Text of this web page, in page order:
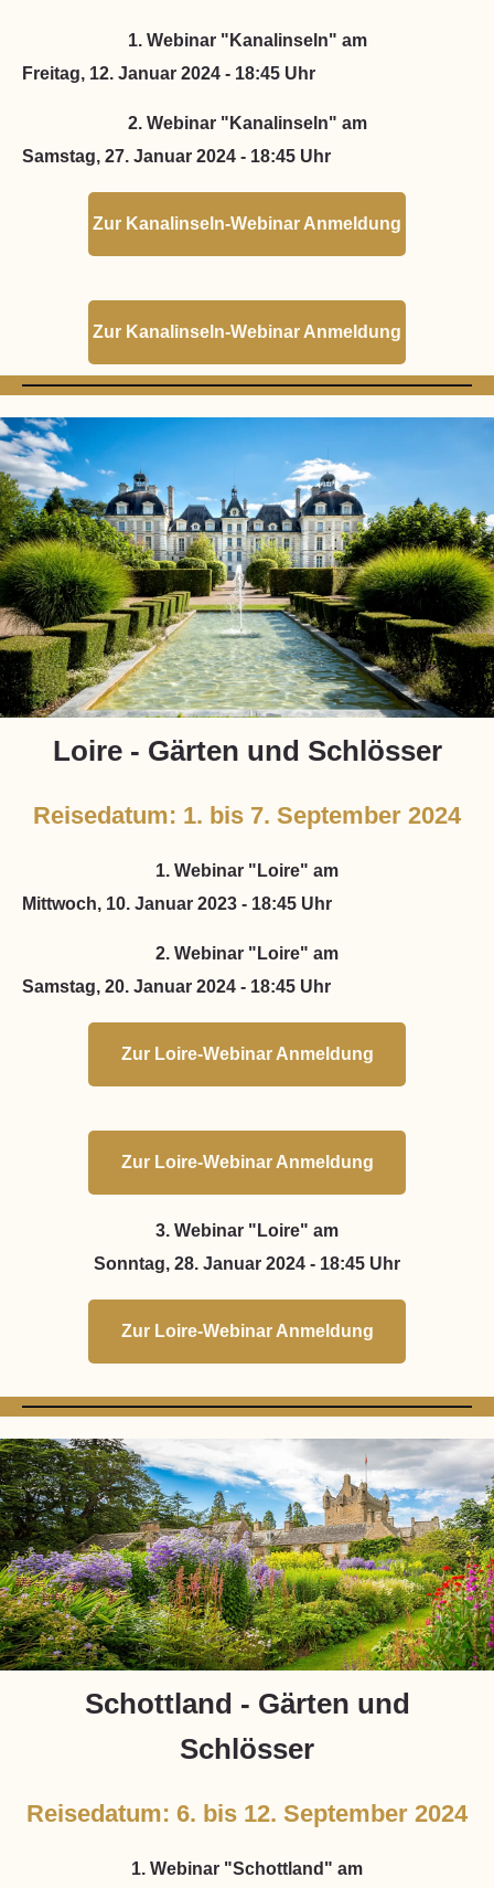
1. Webinar "Kanalinseln" am
Freitag, 12. Januar 2024 - 18:45 Uhr
2. Webinar "Kanalinseln" am
Samstag, 27. Januar 2024 - 18:45 Uhr
Zur Kanalinseln-Webinar Anmeldung
Zur Kanalinseln-Webinar Anmeldung
Loire - Gärten und Schlösser
Reisedatum: 1. bis 7. September 2024
1. Webinar "Loire" am
Mittwoch, 10. Januar 2023 - 18:45 Uhr
2. Webinar "Loire" am
Samstag, 20. Januar 2024 - 18:45 Uhr
Zur Loire-Webinar Anmeldung
Zur Loire-Webinar Anmeldung
3. Webinar "Loire" am
Sonntag, 28. Januar 2024 - 18:45 Uhr
Zur Loire-Webinar Anmeldung
Schottland - Gärten und
Schlösser
Reisedatum: 6. bis 12. September 2024
1. Webinar "Schottland" am